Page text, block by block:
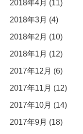
2018年4月 (11)
2018年3月 (4)
2018年2月 (10)
2018年1月 (12)
2017年12月 (6)
2017年11月 (12)
2017年10月 (14)
2017年9月 (18)